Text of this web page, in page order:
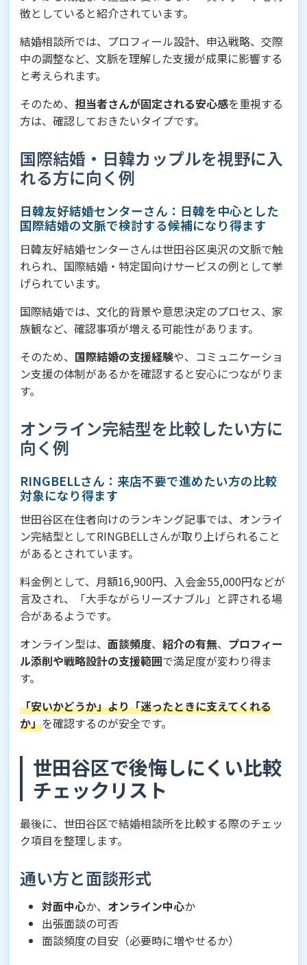
徴としていると紹介されています。
結婚相談所では、プロフィール設計、申込戦略、交際
中の調整など、文脈を理解した支援が成果に影響する
と考えられます。
そのため、 担当者さんが固定される安心感を重視する
方は、確認しておきたいタイプです。
国際結婚・日韓カップルを視野に入
れる方に向く例
日韓友好結婚センターさん：日韓を中心とした
国際結婚の文脈で検討する候補になり得ます
日韓友好結婚センターさんは世田谷区奥沢の文脈で触
れられ、国際結婚・特定国向けサービスの例として挙
げられています。
国際結婚では、文化的背景や意思決定のプロセス、家
族観など、確認事項が増える可能性があります。
そのため、 国際結婚の支援経験や、コミュニケーショ
ン支援の体制があるかを確認すると安心につながりま
す。
オンライン完結型を比較したい方に
向く例
RINGBELLさん：来店不要で進めたい方の比較
対象になり得ます
世田谷区在住者向けのランキング記事では、オンライ
ン完結型としてRINGBELLさんが取り上げられること
があるとされています。
料金例として、月額16,900円、入会金55,000円などが
言及され、「大手ながらリーズナブル」と評される場
合があるようです。
オンライン型は、 面談頻度、 紹介の有無、 プロフィー
ル添削や戦略設計の支援範囲で満足度が変わり得ま
す。
「安いかどうか」より「迷ったときに支えてくれる
か」を確認するのが安全です。
世田谷区で後悔しにくい比較
チェックリスト
最後に、世田谷区で結婚相談所を比較する際のチェッ
ク項目を整理します。
通い方と面談形式
対面中心か、 オンライン中心か
出張面談の可否
面談頻度の目安（必要時に増やせるか）